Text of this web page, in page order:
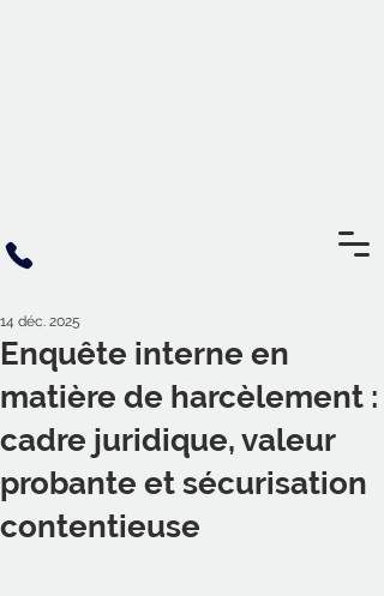
Enquête interne en
matière de harcèlement :
cadre juridique, valeur
probante et sécurisation
contentieuse
14 déc. 2025